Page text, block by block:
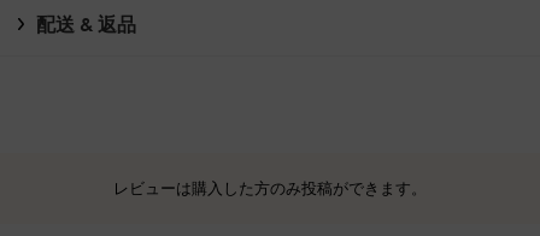
配送 & 返品
レビューは購入した方のみ投稿ができます。